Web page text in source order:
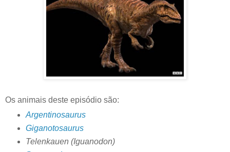
Os animais deste episódio são:
Argentinosaurus
Giganotosaurus
Telenkauen (Iguanodon)